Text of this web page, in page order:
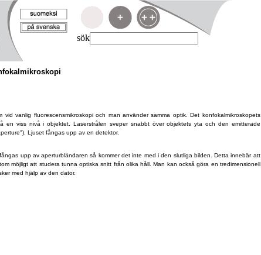
sök
vanlig fluorescensmikroskopi och man använder samma optik. Det konfokalmikroskopets
en viss nivå i objektet. Laserstrålen sveper snabbt över objektets yta och den emitterade
Ljuset fångas upp av en detektor.
upp av aperturbländaren så kommer det inte med i den slutliga bilden. Detta innebär att
möjligt att studera tunna optiska snitt från olika håll. Man kan också göra en tredimensionell
med hjälp av den dator.